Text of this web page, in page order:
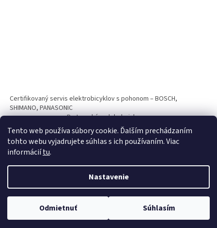
Tento web používa súbory cookie. Ďalším prechádzaním
tohto webu vyjadrujete súhlas s ich používaním. Viac
informáciítu.
Nastavenie
Odmietnuť Súhlasím
Certifikovaný servis elektrobicyklov s pohonom – BOSCH,
SHIMANO, PANASONIC
Partnerský web hokejshop.eu
Vytvoril Shoptet
Copyright 2026BICYKLE SPAIZ shop . Všetky práva vyhradené.